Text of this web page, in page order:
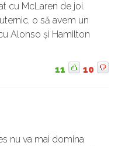
cu McLaren de joi.
o să avem un
Alonso și Hamilton
11 10
nu va mai domina